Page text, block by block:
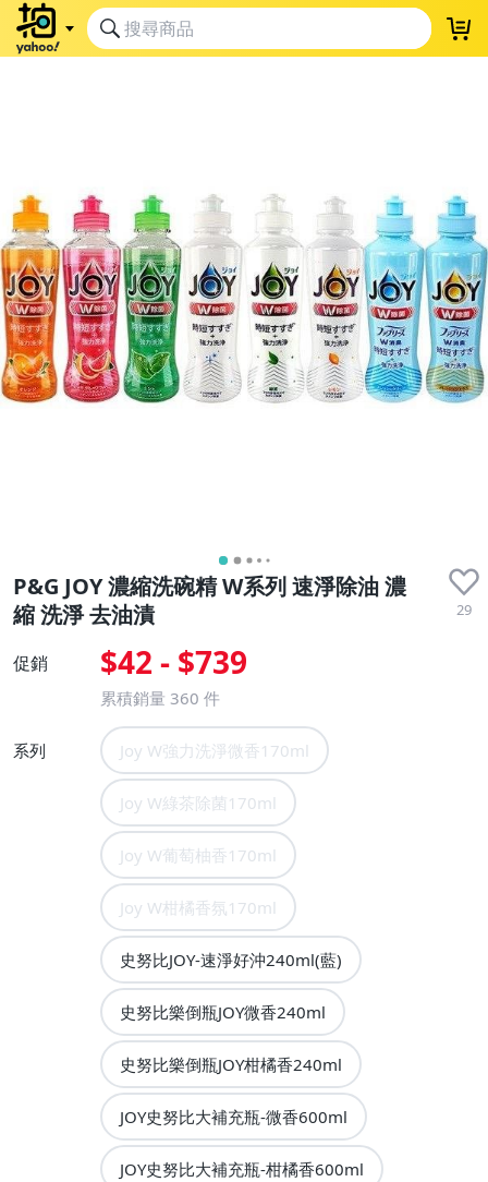
P&G JOY 濃縮洗碗精 W系列 速淨除油 濃
縮 洗淨 去油漬
29
促銷 $42 - $739
累積銷量 360 件
系列 Joy W強力洗淨微香170ml
Joy W綠茶除菌170ml
Joy W葡萄柚香170ml
Joy W柑橘香氛170ml
史努比JOY-速淨好沖240ml(藍)
史努比樂倒瓶JOY微香240ml
史努比樂倒瓶JOY柑橘香240ml
JOY史努比大補充瓶-微香600ml
JOY史努比大補充瓶-柑橘香600ml